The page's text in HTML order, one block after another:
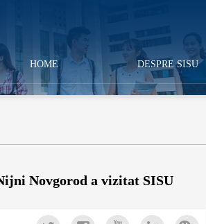
HOME DESPRE SISU
Novgorod a vizitat SISU